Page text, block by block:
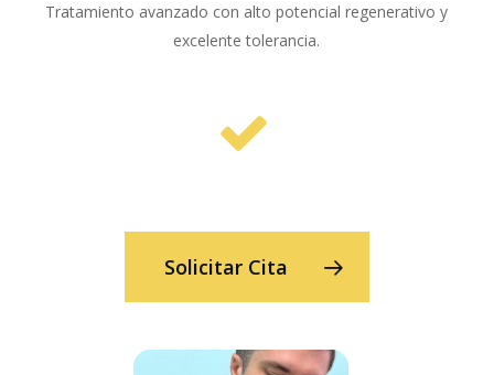
Tratamiento avanzado con alto potencial regenerativo y
excelente tolerancia.
Solicitar Cita